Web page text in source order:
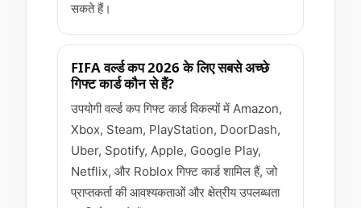
सकते हैं।
FIFA वर्ल्ड कप 2026 के लिए सबसे अच्छे
गिफ्ट कार्ड कौन से हैं?
उपयोगी वर्ल्ड कप गिफ्ट कार्ड विकल्पों में Amazon,
Xbox, Steam, PlayStation, DoorDash,
Uber, Spotify, Apple, Google Play,
Netflix, और Roblox गिफ्ट कार्ड शामिल हैं, जो
प्राप्तकर्ता की आवश्यकताओं और क्षेत्रीय उपलब्धता